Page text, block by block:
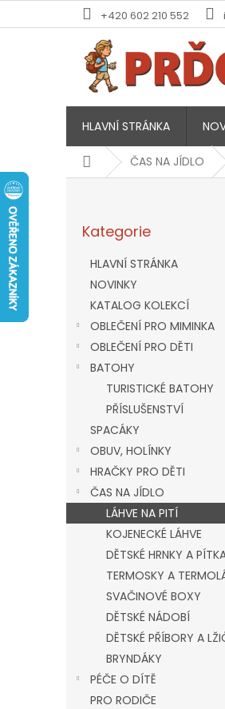
+420 602 210 552
HLAVNÍ STRÁNKA
DomůČAS NA JÍDLO
kategorie
Kategorie
HLAVNÍ STRÁNKA
NOVINKY
KATALOG KOLEKCÍ
OBLEČENÍ PRO MIMINKA
OBLEČENÍ PRO DĚTI
BATOHY
TURISTICKÉ BATOHY
PŘÍSLUŠENSTVÍ
SPACÁKY
OBUV, HOLÍNKY
HRAČKY PRO DĚTI
ČAS NA JÍDLO
LÁHVE NA PITÍ
KOJENECKÉ LÁHVE
DĚTSKÉ HRNKY A
TERMOSKY A
SVAČINOVÉ BOXY
DĚTSKÉ NÁDOBÍ
DĚTSKÉ PŘÍBORY A
BRYNDÁKY
PÉČE O DÍTĚ
PRO RODIČE